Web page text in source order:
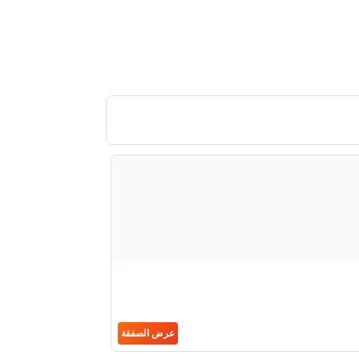
عرض الصفقة